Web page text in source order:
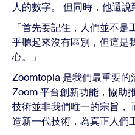
人的數字。 但同時，他還說
「首先要記住，人們並不
乎聽起來沒有區別，但這是
心。」
Zoomtopia 是我們最重要的
Zoom 平台創新功能，協助
技術並非我們唯一的宗旨，
造新一代技術，為真正人們